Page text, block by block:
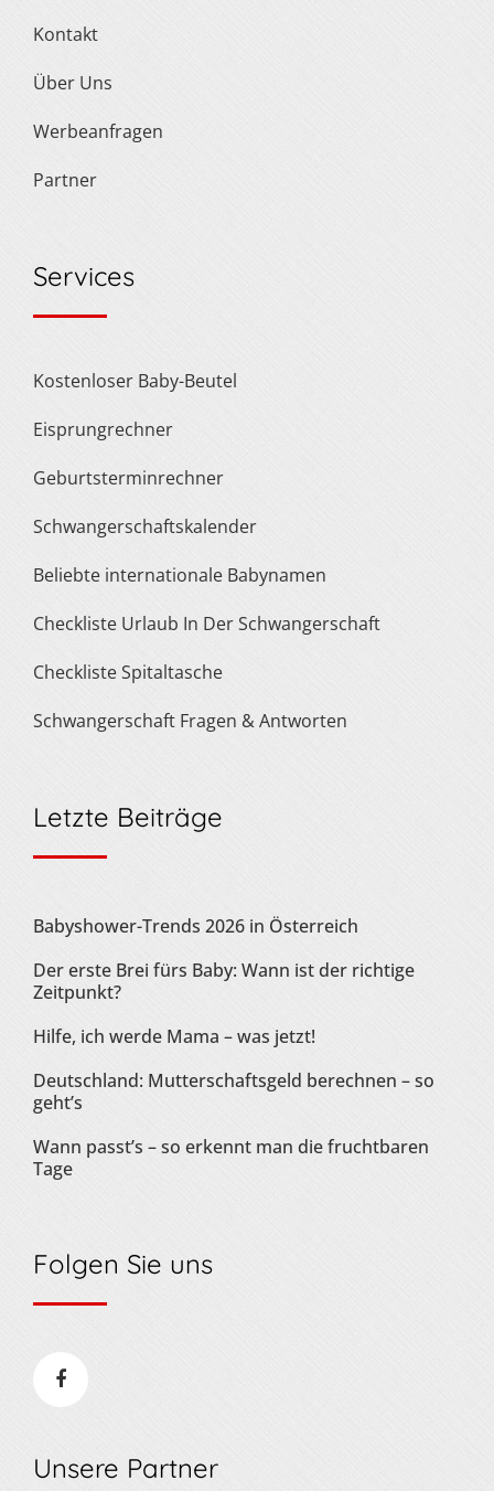
Kontakt
Über Uns
Werbeanfragen
Partner
Services
Kostenloser Baby-Beutel
Eisprungrechner
Geburtsterminrechner
Schwangerschaftskalender
Beliebte internationale Babynamen
Checkliste Urlaub In Der Schwangerschaft
Checkliste Spitaltasche
Schwangerschaft Fragen & Antworten
Letzte Beiträge
Babyshower-Trends 2026 in Österreich
Der erste Brei fürs Baby: Wann ist der richtige
Zeitpunkt?
Hilfe, ich werde Mama – was jetzt!
Deutschland: Mutterschaftsgeld berechnen – so
geht’s
Wann passt’s – so erkennt man die fruchtbaren
Tage
Folgen Sie uns
Unsere Partner